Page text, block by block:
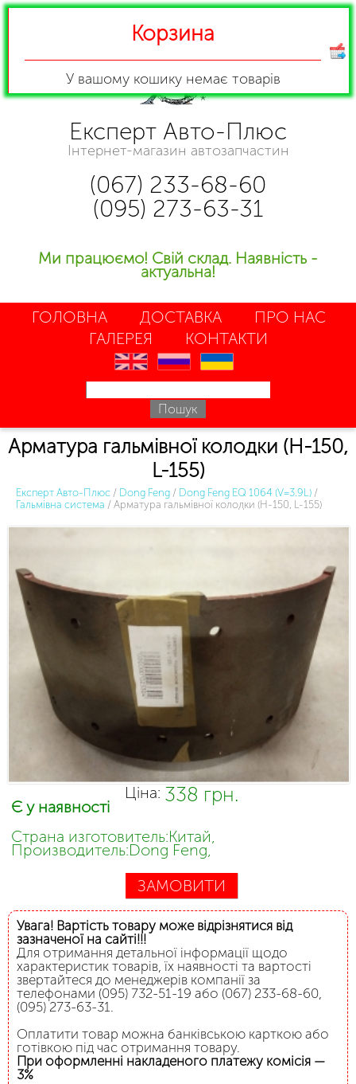
Експерт Авто-Плюс
Інтернет-магазин автозапчастин
(067) 233-68-60
(095) 273-63-31
Ми працюємо! Свій склад. Наявність -
актуальна!
ГОЛОВНА ДОСТАВКА
ПРО НАС
ГАЛЕРЕЯ
КОНТАКТИ
en ru uk
Арматура гальмівної колодки (H-150,
L-155)
Експерт Авто-Плюс / Dong Feng / Dong Feng EQ 1064 (V=3.9L) /
Гальмівна система / Арматура гальмівної колодки (H-150, L-155)
Ціна: 338 грн.
Є у наявності
Страна изготовитель:Китай,
Производитель:Dong Feng,
ЗАМОВИТИ
Увага! Вартість товару може відрізнятися від
зазначеної на сайті!!!
Для отримання детальної інформації щодо
характеристик товарів, їх наявності та вартості
звертайтеся до менеджерів компанії за
телефонами (095) 732-51-19 або (067) 233-68-60,
(095) 273-63-31.
Оплатити товар можна банківською карткою або
готівкою під час отримання товару.
При оформленні накладеного платежу комісія —
3%
Корзина
У вашому кошику немає товарів